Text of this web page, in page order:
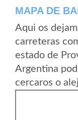
MAPA DE
Aqui os
carreteras
estado de
Argentina
cercaros o